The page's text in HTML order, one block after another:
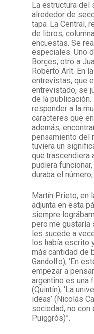
La estructura del
alrededor de
tapa, La Central,
de libros,
encuestas. Se
especiales. Uno
Borges, otro a
Roberto Arlt. En
entrevistas, que
entrevistado, se
de la publicación.
responder a la
caracteres que
además,
pensamiento del
tuviera un
que trascendiera
pudiera
duraba el
Martín Prieto, en
adjunta en esta
siempre
pero me gustaría
les sucede a
los había escrito
más cantidad de
Gandolfo); ‘En
empezar a
argentino es una
(Quintín); ‘La
ideas’ (Nicolás
sociedad, no con
Puiggrós)”.